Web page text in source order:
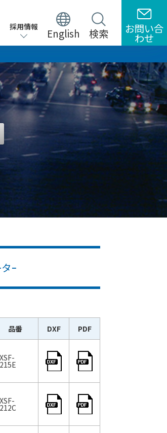
採用情報 English 検索 お問い合
わせ
採用情報 English 検索 お問い合
わせ
ｰ
品番 DXF PDF
XSF-
215E
XSF-
212C